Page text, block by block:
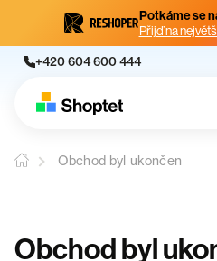
Potkáme se
Přijď na
+420 604 600 444
Obchod byl ukončen
Obchod byl